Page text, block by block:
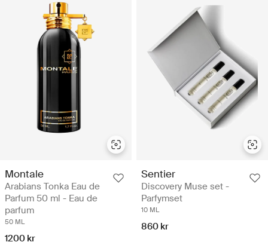
Montale
Arabians Tonka Eau de
Parfum 50 ml - Eau de
parfum
50 ML
1200 kr
Sentier
Discovery Muse set -
Parfymset
10 ML
860 kr